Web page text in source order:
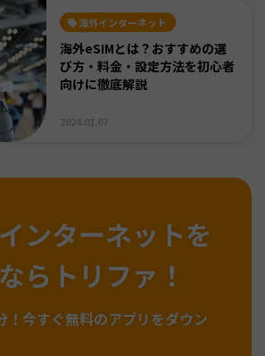
海外インターネット
海外eSIMとは？おすすめの選
び方・料金・設定方法を初心者
向けに徹底解説
ンターネットを
らトリファ！
今すぐ無料のアプリをダウン